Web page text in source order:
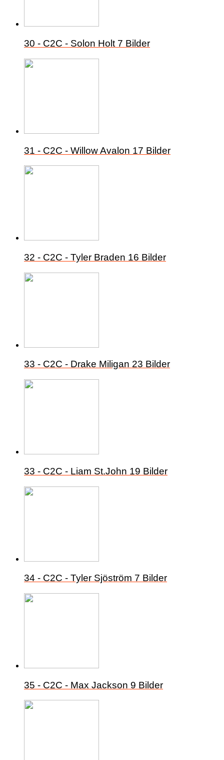
30 - C2C - Solon Holt 7 Bilder
31 - C2C - Willow Avalon 17 Bilder
32 - C2C - Tyler Braden 16 Bilder
33 - C2C - Drake Miligan 23 Bilder
33 - C2C - Liam St.John 19 Bilder
34 - C2C - Tyler Sjöström 7 Bilder
35 - C2C - Max Jackson 9 Bilder